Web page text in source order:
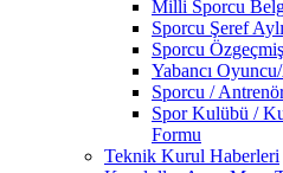
Milli Sporcu
Sporcu Şeref
Sporcu
Yabancı
Sporcu /
Spor Kulübü /
Formu
Teknik Kurul Haberleri